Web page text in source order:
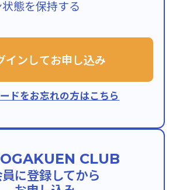
CLUB
に登録してから
態を保持する
インしてお申し込み
ドをお忘れの方はこちら